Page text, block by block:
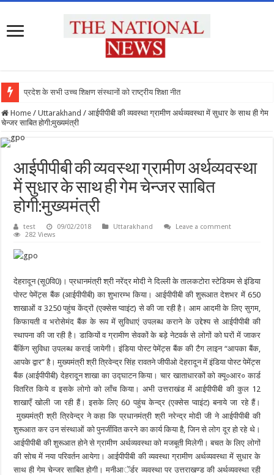
प्रदेश के सभी उच्च शिक्षण संस्थानों को राष्ट्रीय शिक्षा नीति के
Home / Uttarakhand / आईपीपीबी की व्यवस्था ग्रामीण अर्थव्यवस्था में सुधार के साथ ही गेम
चेन्जर साबित होगी:मुख्यमंत्री
आईपीपीबी की व्यवस्था ग्रामीण अर्थव्यवस्था
में सुधार के साथ ही गेम चेन्जर साबित
होगी:मुख्यमंत्री
test 09/02/2018 Uttarakhand
Leave a comment
282 Views
देहरादून (सू0वि0) । प्रधानमंत्री श्री नरेंद्र मोदी ने दिल्ली के तालकटोरा स्टेडियम से इंडिया
पोस्ट पेमेंट्स बैंक (आईपीपीबी) का शुभारम्भ किया। आईपीपीबी की शुरूआत देशभर में 650
शाखाओं व 3250 पहुंच केंद्रों (एक्सेस प्वाइंट) से की जा रही है। आम आदमी के लिए सुगम,
किफायती व भरोसेमंद बैंक के रूप में सुविधाएं उपलब्ध कराने के उद्देश्य से आईपीपीबी की
स्थापना की जा रही है। डाकियों व ग्रामीण सेवकों के बड़े नेटवर्क से लोगों को घरों में जाकर
बैंकिंग सुविधा उपलब्ध कराई जायेगी। इंडिया पोस्ट पेमेंट्स बैंक की टैग लाइन “आपका बैंक,
आपके द्वार” है। मुख्यमंत्री श्री त्रिवेन्द्र सिंह रावतने जीपीओ देहरादून में इंडिया पोस्ट पेमेंट्स
बैंक (आईपीपीबी) देहरादून शाखा का उद्घाटन किया। चार खाताधारकों को क्यू०आर० कार्ड
वितरित किये व इसके लोगो को लाँच किया। अभी उत्तराखंड में आईपीपीबी की कुल 12
शाखाएँ खोली जा रही हैं। इसके लिए 60 पहुंच केन्द्र (एक्सेस प्वाइंट) बनाये जा रहे हैं।
मुख्यमंत्री श्री त्रिवेन्द्र ने कहा कि प्रधानमंत्री श्री नरेन्द्र मोदी जी ने आईपीपीबी की
शुरूआत कर उन संस्थाओं को पुनर्जीवित करने का कार्य किया है, जिन से लोग दूर हो रहे थे।
आईपीपीबी की शुरूआत होने से ग्रामीण अर्थव्यवस्था को मजबूती मिलेगी। बचत के लिए लोगों
की सोच में नया परिवर्तन आयेगा। आईपीपीबी की व्यवस्था ग्रामीण अर्थव्यवस्था में सुधार के
साथ ही गेम चेन्जर साबित होगी। मनीआॅर्डर व्यवस्था पर उत्तराखण्ड की अर्थव्यवस्था रही